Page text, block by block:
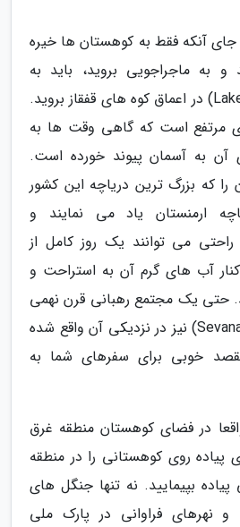
آنکه فقط به کوهستان ها خیره
به ماجراجویی بروید، باید به
دریاچه سوان (Lake Sevan) در اعماق کوه های قفقاز بروید.
مرتفع است که گاهی وقت ها به
به آسمان پیوند خورده است.
را که بزرگ ترین دریاچه این کشور
ارمنستان یاد می نمایند و
راحتی می توانند یک روز کامل از
کنار آب های گرم آن به استراحت و
حتی یک مجتمع رهبانی قرن نهمی
به نام سواناوانک (Sevanavak) نیز در نزدیکی آن واقع شده
خوبی برای سفرهای شما به
در فضای کوهستان منطقه غرق
پیاده روی کوهستانی را در منطقه
بپیمایید. نه تنها جنگل های
نهرهای فراوانی در پارک ملی